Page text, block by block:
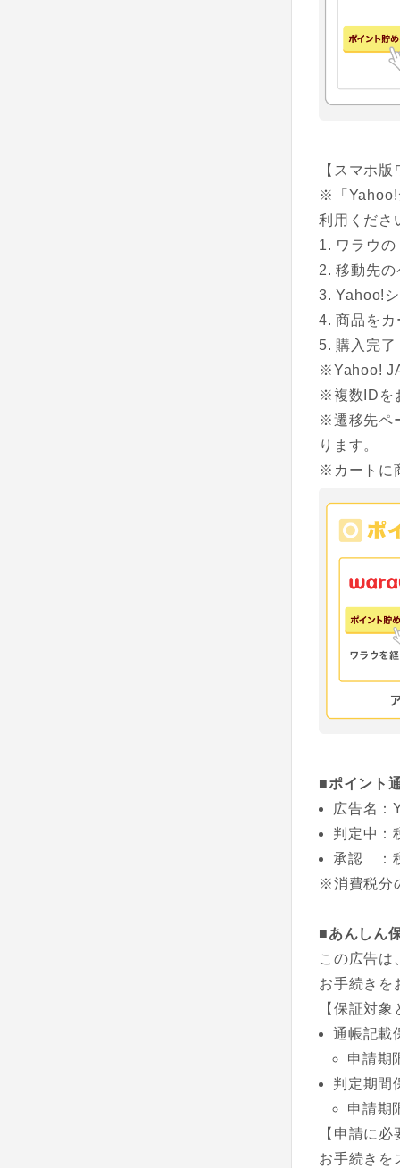
【スマホ
※「Yahoo!
利用くださ
ワラウ
移動先
Yahoo!
商品をカ
購入完了
※Yahoo!
※複数IDを
※遷移先ペ
ります。
※カートに
■ポイント
広告名：
判定中：
承認 ：
※消費税分
■あんしん
この広告は
お手続きを
【保証対
通帳記載
申請期
判定期間
申請期
【申請に
お手続きを